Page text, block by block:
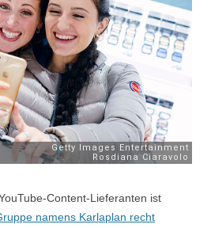
Content-Lieferanten ist
namens Karlaplan recht